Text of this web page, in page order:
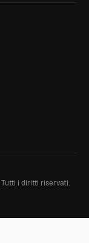
Tutti i diritti riservati.